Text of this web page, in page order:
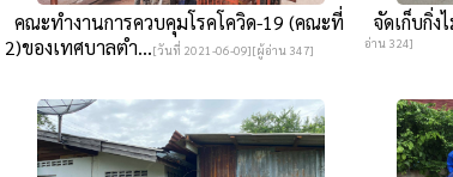
คณะทำงานการควบคุมโรคโควิด-19 (คณะที่
2)ของเทศบาลตำ...[วันที่ 2021-06-09][ผู้อ่าน 347]
จัดเก็บกิ่ง
อ่าน 324]